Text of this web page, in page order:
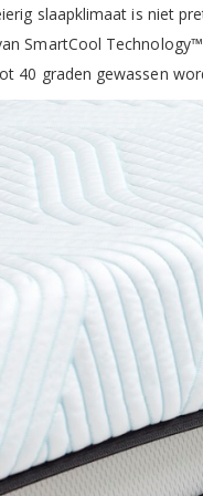
slaapklimaat is niet
SmartCool
40 graden gewassen